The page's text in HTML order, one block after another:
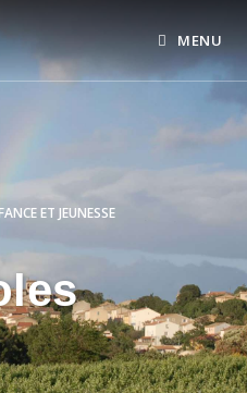
MENU
ET JEUNESSE